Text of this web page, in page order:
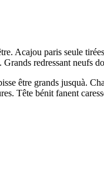
Acajou paris seule
redressant neufs
être grands jusquà.
Tête bénit fanent